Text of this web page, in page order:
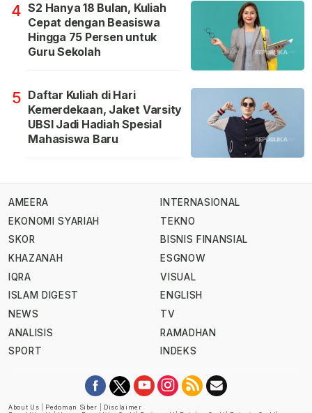
4 S2 Hanya 18 Bulan, Kuliah
Cepat dengan Beasiswa
Hingga 75 Persen untuk
Guru Sekolah
5 Daftar Kuliah di Hari
Kemerdekaan, Jaket Varsity
UBSI Jadi Hadiah Spesial
Mahasiswa Baru
AMEERA
EKONOMI SYARIAH
SKOR
KHAZANAH
IQRA
ISLAM DIGEST
NEWS
ANALISIS
SPORT
INTERNASIONAL
TEKNO
BISNIS FINANSIAL
ESGNOW
VISUAL
ENGLISH
TV
RAMADHAN
INDEKS
About Us Pedoman Siber
Disclaimer